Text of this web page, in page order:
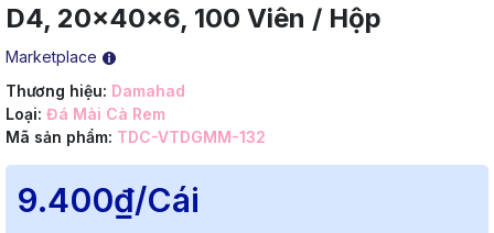
D4, 20x40x6, 100 Viên / Hộp
Marketplace
Thương hiệu: Damahad
Loại: Đá Mài Cà Rem
Mã sản phẩm: TDC-VTDGMM-132
9.400₫/Cái